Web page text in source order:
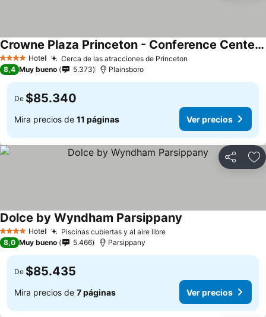
4 EstrellasHotel Cerca de las atracciones de Princeton
Crowne Plaza Princeton - Conference Center By Ihg
8,4 Muy bueno 5.373 Plainsboro
De $85.340
Mira precios de 11 páginas Ver precios
Compartir
4 EstrellasHotel Piscinas cubiertas y al aire libre
Dolce by Wyndham Parsippany
8,0 Muy bueno 5.466 Parsippany
De $85.435
Mira precios de 7 páginas Ver precios